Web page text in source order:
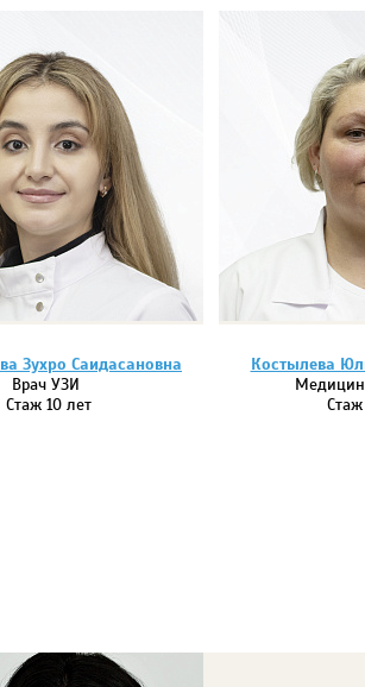
Зухро Саидасановна
Врач УЗИ
Стаж 10 лет
Костылева